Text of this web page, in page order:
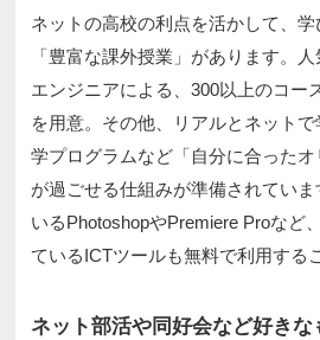
ネットの高校の利点を活かして、
「豊富な課外授業」があります。
エンジニアによる、300以上のコー
を用意。その他、リアルとネット
学プログラムなど「自分に合ったオ
が過ごせる仕組みが準備されてい
いるPhotoshopやPremiere Proなど
ているICTツールも無料で利用する
ネット部活や同好会など好き